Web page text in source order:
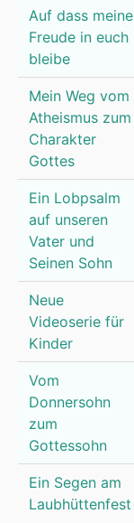
Auf dass meine
Freude in euch
bleibe
Mein Weg vom
Atheismus zum
Charakter
Gottes
Ein Lobpsalm
auf unseren
Vater und
Seinen Sohn
Neue
Videoserie für
Kinder
Vom
Donnersohn
zum
Gottessohn
Ein Segen am
Laubhüttenfest